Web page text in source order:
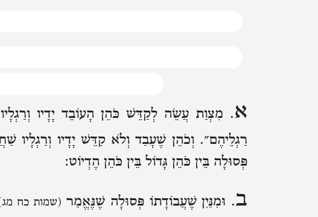
א. מִצְוַת עֲשֵׂה לְקַדֵּשׁ כֹּהֵן הָעוֹבֵד יָדָיו
רַגְלֵיהֶם״. וְכֹהֵן שֶׁעָבַד וְלֹא קִדֵּשׁ יָדָיו
פְּסוּלָה בֵּין כֹּהֵן גָּדוֹל בֵּין כֹּהֵן הֶדְיוֹט:
ב. וּמִנַּיִן שֶׁעֲבוֹדָתוֹ פְּסוּלָה שֶׁנֶּאֱמַר (שמות כח